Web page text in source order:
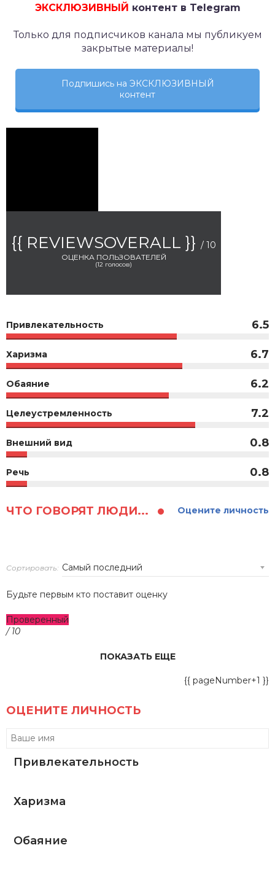
ЭКСКЛЮЗИВНЫЙ контент в Telegram
Только для подписчиков канала мы публикуем
закрытые материалы!
Подпишись на ЭКСКЛЮЗИВНЫЙ
контент
{{ REVIEWSOVERALL }} / 10
ОЦЕНКА ПОЛЬЗОВАТЕЛЕЙ
(12 голосов)
Привлекательность 6.5
Харизма 6.7
Обаяние 6.2
Целеустремленность 7.2
Внешний вид 0.8
Речь 0.8
ЧТО ГОВОРЯТ ЛЮДИ... Оцените личность
Сортировать:
Будьте первым кто поставит оценку
Проверенный
/ 10
ПОКАЗАТЬ ЕЩЕ
{{ pageNumber+1 }}
ОЦЕНИТЕ ЛИЧНОСТЬ
Привлекательность
Харизма
Обаяние